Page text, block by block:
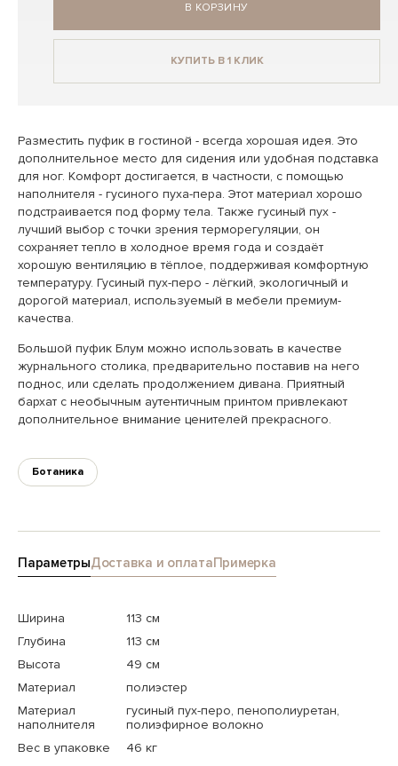
В КОРЗИНУ
КУПИТЬ В 1 КЛИК
Разместить пуфик в гостиной - всегда хорошая идея. Это
дополнительное место для сидения или удобная подставка
для ног. Комфорт достигается, в частности, с помощью
наполнителя - гусиного пуха-пера. Этот материал хорошо
подстраивается под форму тела. Также гусиный пух -
лучший выбор с точки зрения терморегуляции, он
сохраняет тепло в холодное время года и создаёт
хорошую вентиляцию в тёплое, поддерживая комфортную
температуру. Гусиный пух-перо - лёгкий, экологичный и
дорогой материал, используемый в мебели премиум-
качества.
Большой пуфик Блум можно использовать в качестве
журнального столика, предварительно поставив на него
поднос, или сделать продолжением дивана. Приятный
бархат с необычным аутентичным принтом привлекают
дополнительное внимание ценителей прекрасного.
Ботаника
ПараметрыДоставка и оплатаПримерка
Ширина
113 см
Глубина
113 см
Высота
49 см
Материал
полиэстер
Материал
наполнителя
гусиный пух-перо, пенополиуретан,
полиэфирное волокно
Вес в упаковке
46 кг